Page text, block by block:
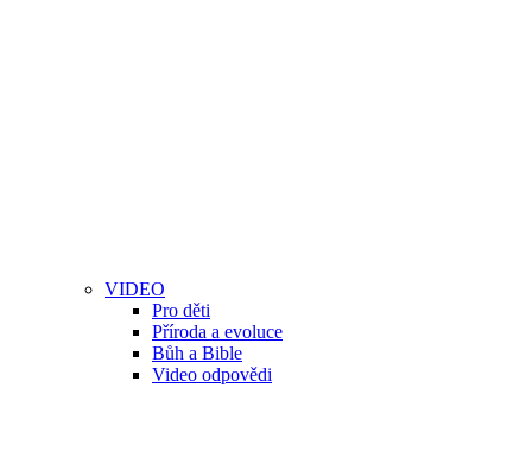
VIDEO
Pro děti
Příroda a evoluce
Bůh a Bible
Video odpovědi